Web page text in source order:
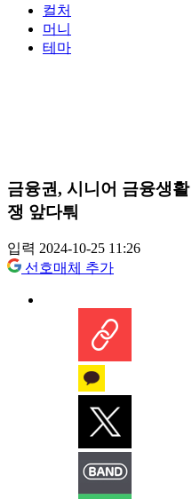
컬처
머니
테마
금융권, 시니어 금융생
쟁 앞다퉈
입력 2024-10-25 11:26
선호매체 추가